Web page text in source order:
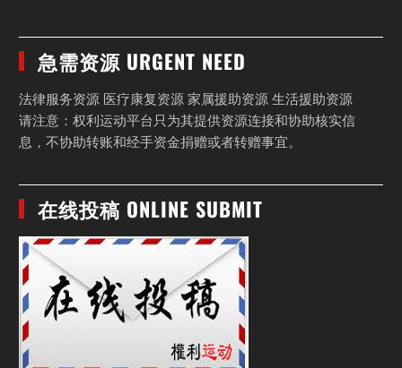
急需资源 URGENT NEED
法律服务资源 医疗康复资源 家属援助资源 生活援助资源
请注意：权利运动平台只为其提供资源连接和协助核实信
息，不协助转账和经手资金捐赠或者转赠事宜。
在线投稿 ONLINE SUBMIT